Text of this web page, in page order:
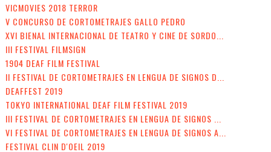
VICMOVIES 2018 TERROR
V CONCURSO DE CORTOMETRAJES GALLO PEDRO
XVI BIENAL INTERNACIONAL DE TEATRO Y CINE DE SORDO...
III FESTIVAL FILMSIGN
1904 DEAF FILM FESTIVAL
II FESTIVAL DE CORTOMETRAJES EN LENGUA DE SIGNOS D...
DEAFFEST 2019
TOKYO INTERNATIONAL DEAF FILM FESTIVAL 2019
III FESTIVAL DE CORTOMETRAJES EN LENGUA DE SIGNOS ...
VI FESTIVAL DE CORTOMETRAJES EN LENGUA DE SIGNOS A...
FESTIVAL CLIN D'OEIL 2019